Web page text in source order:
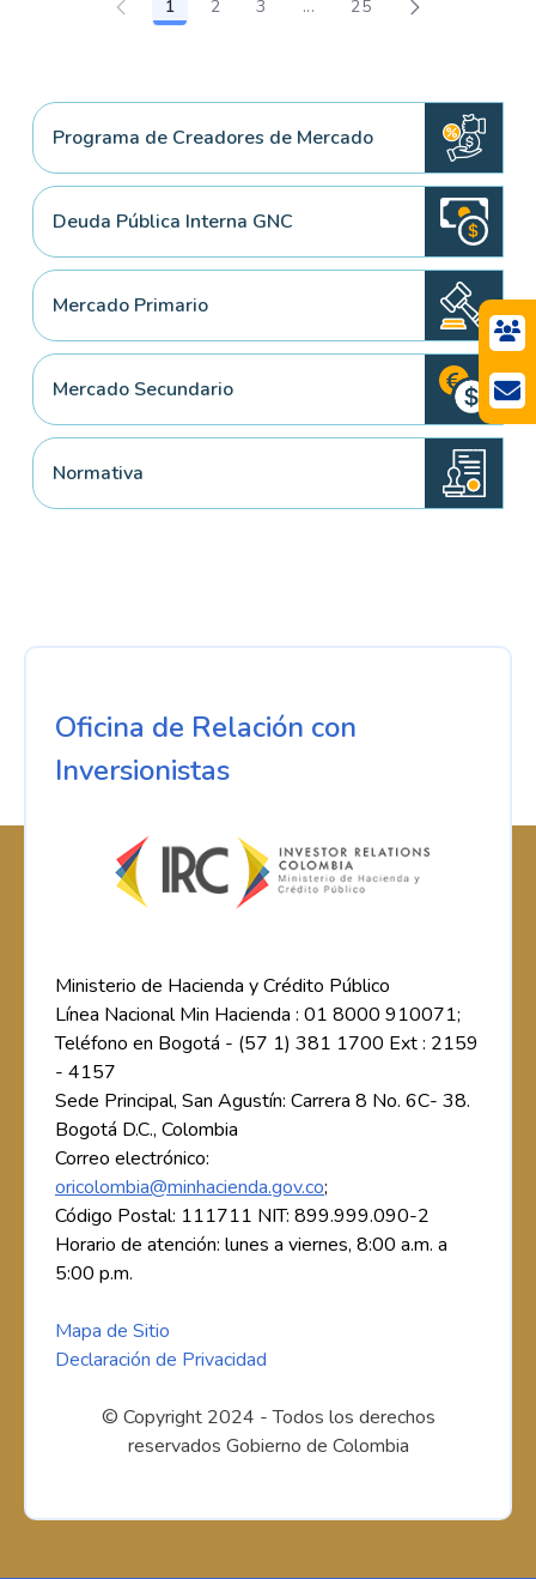
Página
1 Página
2 Página
3 ...Páginas intermedias Use
Página
25
Programa de Creadores de Mercado
Deuda Pública Interna GNC
Mercado Primario
Mercado Secundario
Normativa
Oficina de Relación con
Inversionistas
Ministerio de Hacienda y Crédito Público
Línea Nacional Min Hacienda : 01 8000 910071;
Teléfono en Bogotá - (57 1) 381 1700 Ext : 2159
- 4157
Sede Principal, San Agustín: Carrera 8 No. 6C- 38.
Bogotá D.C., Colombia
Correo electrónico:
oricolombia@minhacienda.gov.co;
Código Postal: 111711 NIT: 899.999.090-2
Horario de atención: lunes a viernes, 8:00 a.m. a
5:00 p.m.
Mapa de Sitio
Declaración de Privacidad
© Copyright 2024 - Todos los derechos
reservados Gobierno de Colombia